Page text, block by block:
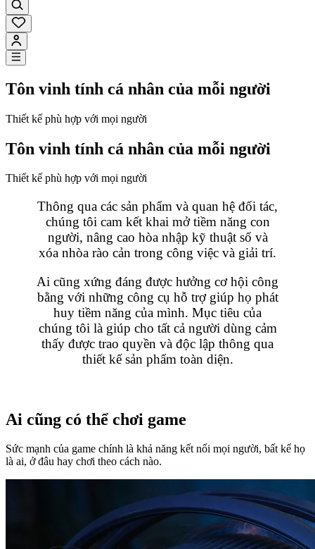
Tôn vinh tính cá nhân của mỗi người
Thiết kế phù hợp với mọi người
Tôn vinh tính cá nhân của mỗi người
Thiết kế phù hợp với mọi người
Thông qua các sản phẩm và quan hệ đối tác,
chúng tôi cam kết khai mở tiềm năng con
người, nâng cao hòa nhập kỹ thuật số và
xóa nhòa rào cản trong công việc và giải trí.
Ai cũng xứng đáng được hưởng cơ hội công
bằng với những công cụ hỗ trợ giúp họ phát
huy tiềm năng của mình. Mục tiêu của
chúng tôi là giúp cho tất cả người dùng cảm
thấy được trao quyền và độc lập thông qua
thiết kế sản phẩm toàn diện.
Ai cũng có thể chơi game
Sức mạnh của game chính là khả năng kết nối mọi người, bất kể họ
là ai, ở đâu hay chơi theo cách nào.